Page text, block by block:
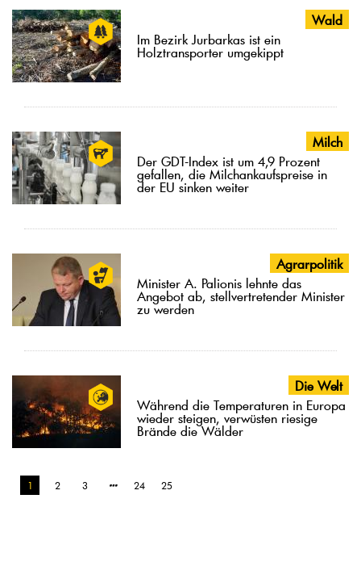
Wald
Im Bezirk Jurbarkas ist ein
Holztransporter umgekippt
Milch
Der GDT-Index ist um 4,9 Prozent
gefallen, die Milchankaufspreise in
der EU sinken weiter
Agrarpolitik
Minister A. Palionis lehnte das
Angebot ab, stellvertretender Minister
zu werden
Die Welt
Während die Temperaturen in Europa
wieder steigen, verwüsten riesige
Brände die Wälder
1 2 3 24 25